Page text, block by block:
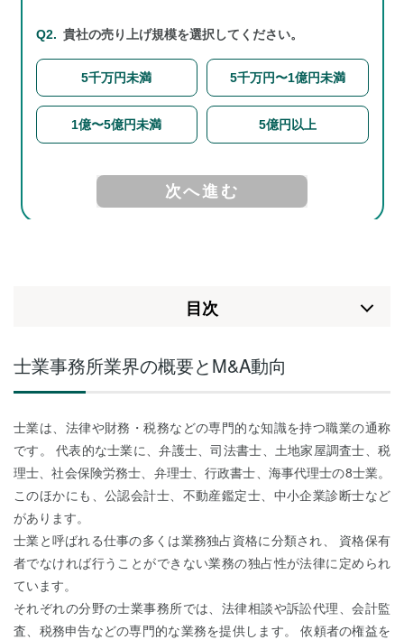
⽬次
士業事務所業界の概要とM&A動向
士業は、法律や財務・税務などの専門的な知識を持つ職業の通称
です。 代表的な士業に、弁護士、司法書士、土地家屋調査士、税
理士、社会保険労務士、弁理士、行政書士、海事代理士の8士業。
このほかにも、公認会計士、不動産鑑定士、中小企業診断士など
があります。
士業と呼ばれる仕事の多くは業務独占資格に分類され、 資格保有
者でなければ行うことができない業務の独占性が法律に定められ
ています。
それぞれの分野の士業事務所では、法律相談や訴訟代理、会計監
査、税務申告などの専門的な業務を提供します。 依頼者の権益を